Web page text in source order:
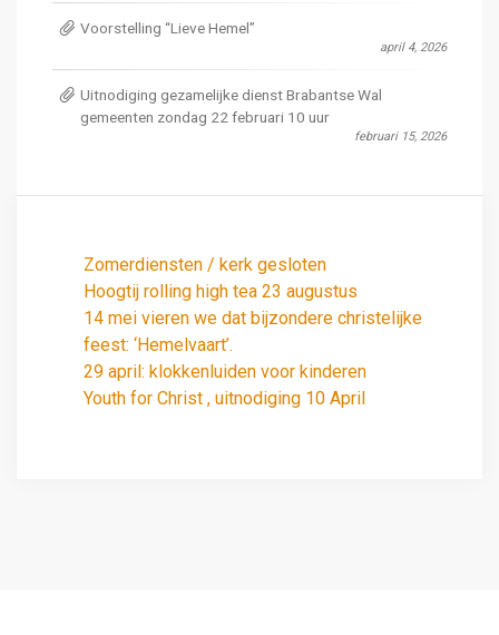
Zomerdiensten / kerk gesloten
Hoogtij rolling high tea 23 augustus
14 mei vieren we dat bijzondere christelijke
feest: ‘Hemelvaart’.
29 april: klokkenluiden voor kinderen
Youth for Christ , uitnodiging 10 April
Voorstelling “Lieve Hemel”
april 4, 2026
Uitnodiging gezamelijke dienst Brabantse Wal
gemeenten zondag 22 februari 10 uur
februari 15, 2026